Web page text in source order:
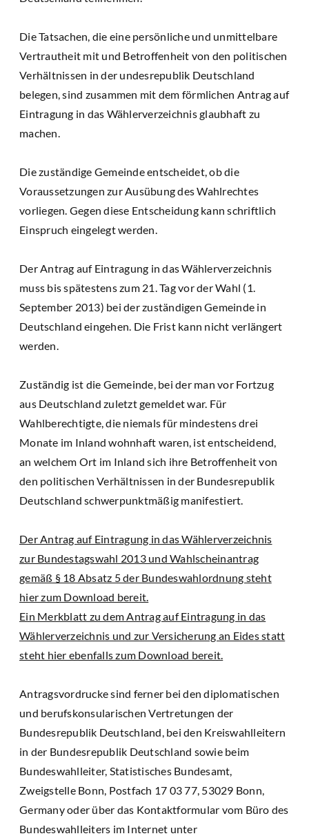
Die Tatsachen, die eine persönliche und unmittelbare
Vertrautheit mit und Betroffenheit von den politischen
Verhältnissen in der undesrepublik Deutschland
belegen, sind zusammen mit dem förmlichen Antrag auf
Eintragung in das Wählerverzeichnis glaubhaft zu
machen.
Die zuständige Gemeinde entscheidet, ob die
Voraussetzungen zur Ausübung des Wahlrechtes
vorliegen. Gegen diese Entscheidung kann schriftlich
Einspruch eingelegt werden.
Der Antrag auf Eintragung in das Wählerverzeichnis
muss bis spätestens zum 21. Tag vor der Wahl (1.
September 2013) bei der zuständigen Gemeinde in
Deutschland eingehen. Die Frist kann nicht verlängert
werden.
Zuständig ist die Gemeinde, bei der man vor Fortzug
aus Deutschland zuletzt gemeldet war. Für
Wahlberechtigte, die niemals für mindestens drei
Monate im Inland wohnhaft waren, ist entscheidend,
an welchem Ort im Inland sich ihre Betroffenheit von
den politischen Verhältnissen in der Bundesrepublik
Deutschland schwerpunktmäßig manifestiert.
Der Antrag auf Eintragung in das Wählerverzeichnis
zur Bundestagswahl 2013 und Wahlscheinantrag
gemäß § 18 Absatz 5 der Bundeswahlordnung steht
hier zum Download bereit.
Ein Merkblatt zu dem Antrag auf Eintragung in das
Wählerverzeichnis und zur Versicherung an Eides statt
steht hier ebenfalls zum Download bereit.
Antragsvordrucke sind ferner bei den diplomatischen
und berufskonsularischen Vertretungen der
Bundesrepublik Deutschland, bei den Kreiswahlleitern
in der Bundesrepublik Deutschland sowie beim
Bundeswahlleiter, Statistisches Bundesamt,
Zweigstelle Bonn, Postfach 17 03 77, 53029 Bonn,
Germany oder über das Kontaktformular vom Büro des
Bundeswahlleiters im Internet unter